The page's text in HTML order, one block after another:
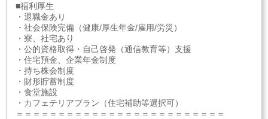
■福利厚生
・退職金あり
・社会保険完備（健康/厚生年金/雇用/労災）
・寮、社宅あり
・公的資格取得・自己啓発（通信教育等）支援
・住宅預金、企業年金制度
・持ち株会制度
・財形貯蓄制度
・食堂施設
・カフェテリアプラン（住宅補助等選択可）
＝＝＝＝＝＝＝＝＝＝＝＝＝＝＝＝＝＝＝＝＝＝＝＝＝